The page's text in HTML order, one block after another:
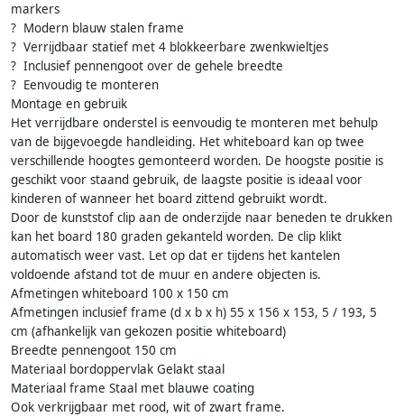
markers
? Modern blauw stalen frame
? Verrijdbaar statief met 4 blokkeerbare zwenkwieltjes
? Inclusief pennengoot over de gehele breedte
? Eenvoudig te monteren
Montage en gebruik
Het verrijdbare onderstel is eenvoudig te monteren met behulp
van de bijgevoegde handleiding. Het whiteboard kan op twee
verschillende hoogtes gemonteerd worden. De hoogste positie is
geschikt voor staand gebruik, de laagste positie is ideaal voor
kinderen of wanneer het board zittend gebruikt wordt.
Door de kunststof clip aan de onderzijde naar beneden te drukken
kan het board 180 graden gekanteld worden. De clip klikt
automatisch weer vast. Let op dat er tijdens het kantelen
voldoende afstand tot de muur en andere objecten is.
Afmetingen whiteboard 100 x 150 cm
Afmetingen inclusief frame (d x b x h) 55 x 156 x 153, 5 / 193, 5
cm (afhankelijk van gekozen positie whiteboard)
Breedte pennengoot 150 cm
Materiaal bordoppervlak Gelakt staal
Materiaal frame Staal met blauwe coating
Ook verkrijgbaar met rood, wit of zwart frame.